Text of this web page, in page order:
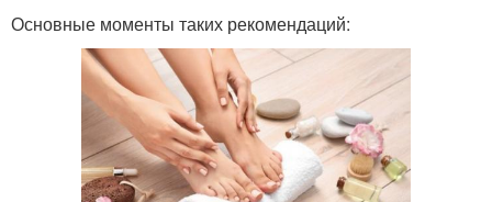
Основные моменты таких рекомендаций: